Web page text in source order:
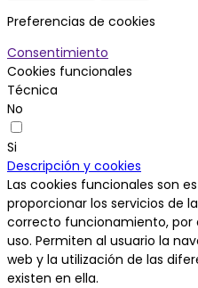
Preferencias de cookies
Consentimiento
Cookies funcionales
Técnica
No
Si
Descripción y cookies
Las cookies funcionales son
proporcionar los servicios de
correcto funcionamiento, por
uso. Permiten al usuario la
web y la utilización de las
existen en ella.